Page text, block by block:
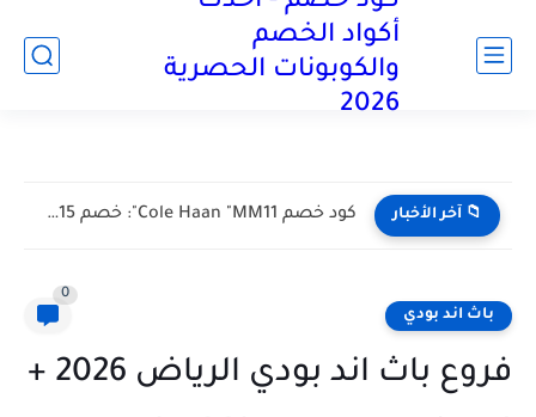
أكواد الخصم
والكوبونات الحصرية
2026
📁 آخر الأخبار فروع نون في مصر 2026 – عناوين فروع Noon في...
باث اند بودي
0
فروع باث اند بودي الرياض 2026 +